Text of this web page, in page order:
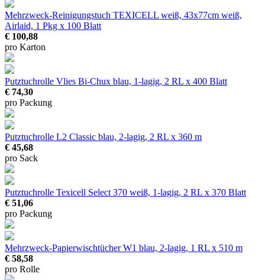
Mehrzweck-Reinigungstuch TEXICELL weiß, 43x77cm weiß,
Airlaid, 1 Pkg x 100 Blatt
€ 100,88
pro Karton
Putztuchrolle Vlies Bi-Chux blau, 1-lagig, 2 RL x 400 Blatt
€ 74,30
pro Packung
Putztuchrolle L2 Classic blau, 2-lagig, 2 RL x 360 m
€ 45,68
pro Sack
Putztuchrolle Texicell Select 370 weiß, 1-lagig, 2 RL x 370 Blatt
€ 51,06
pro Packung
Mehrzweck-Papierwischtücher W1 blau, 2-lagig, 1 RL x 510 m
€ 58,58
pro Rolle